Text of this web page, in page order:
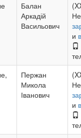
Балан
Аркадій
Васильович
и
Пержан
Микола
Іванович
и